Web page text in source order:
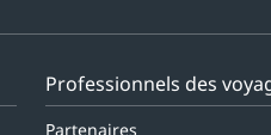
Professionnels des
Partenaires